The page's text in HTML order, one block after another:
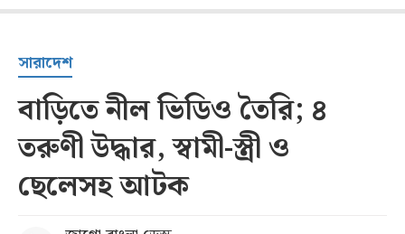
সারাদেশ
বাড়িতে নীল ভিডিও তৈরি; ৪
তরুণী উদ্ধার, স্বামী-স্ত্রী ও
ছেলেসহ আটক